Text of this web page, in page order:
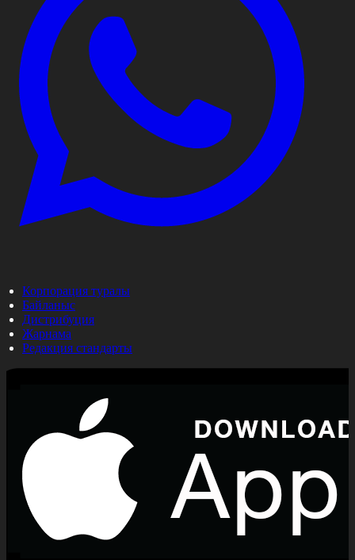
Корпорация туралы
Байланыс
Дистрибуция
Жарнама
Редакция стандарты